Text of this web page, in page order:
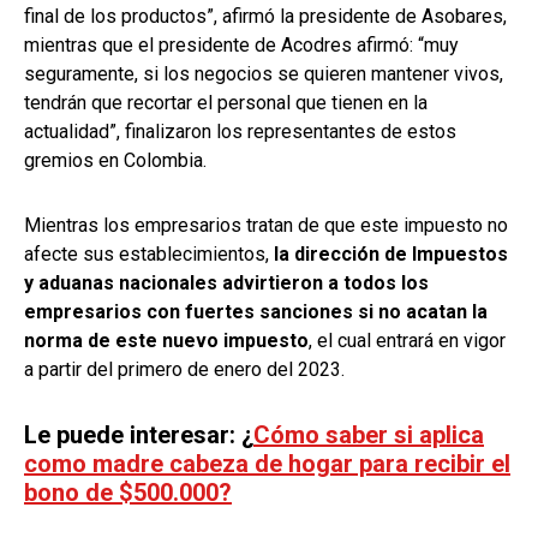
final de los productos”, afirmó la presidente de Asobares,
mientras que el presidente de Acodres afirmó: “muy
seguramente, si los negocios se quieren mantener vivos,
tendrán que recortar el personal que tienen en la
actualidad”, finalizaron los representantes de estos
gremios en Colombia.
Mientras los empresarios tratan de que este impuesto no
afecte sus establecimientos, la dirección de Impuestos
y aduanas nacionales advirtieron a todos los
empresarios con fuertes sanciones si no acatan la
norma de este nuevo impuesto, el cual entrará en vigor
a partir del primero de enero del 2023.
Le puede interesar: ¿Cómo saber si aplica
como madre cabeza de hogar para recibir el
bono de $500.000?